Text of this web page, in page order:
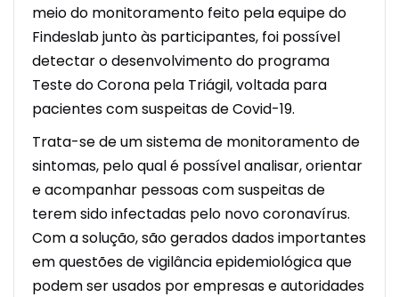
meio do monitoramento feito pela equipe do
Findeslab junto às participantes, foi possível
detectar o desenvolvimento do programa
Teste do Corona pela Triágil, voltada para
pacientes com suspeitas de Covid-19.
Trata-se de um sistema de monitoramento de
sintomas, pelo qual é possível analisar, orientar
e acompanhar pessoas com suspeitas de
terem sido infectadas pelo novo coronavírus.
Com a solução, são gerados dados importantes
em questões de vigilância epidemiológica que
podem ser usados por empresas e autoridades